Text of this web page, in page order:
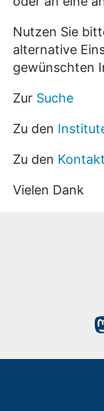
Nutzen Sie
alternative
gewünschten
Zur Suche
Zu den
Zu den
Vielen Dank